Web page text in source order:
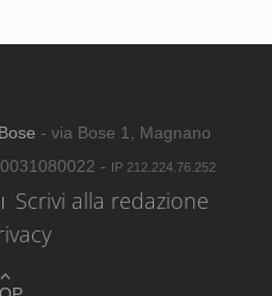
- via Bose 1, Magnano
- IP 212.224.76.252
Scrivi alla redazione